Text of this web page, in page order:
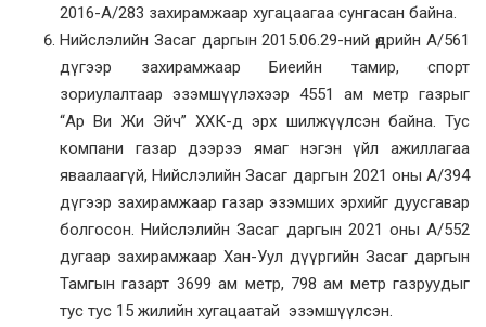
2016-А/283 захирамжаар хугацаагаа сунгасан байна.
Нийслэлийн Засаг даргын 2015.06.29-ний өдрийн А/561
дүгээр захирамжаар Биеийн тамир, спорт
зориулалтаар эзэмшүүлэхээр 4551 ам метр газрыг
“Ар Ви Жи Эйч” ХХК-д эрх шилжүүлсэн байна. Тус
компани газар дээрээ ямаг нэгэн үйл ажиллагаа
яваалаагүй, Нийслэлийн Засаг даргын 2021 оны А/394
дүгээр захирамжаар газар эзэмших эрхийг дуусгавар
болгосон. Нийслэлийн Засаг даргын 2021 оны А/552
дугаар захирамжаар Хан-Уул дүүргийн Засаг даргын
Тамгын газарт 3699 ам метр, 798 ам метр газруудыг
тус тус 15 жилийн хугацаатай эзэмшүүлсэн.